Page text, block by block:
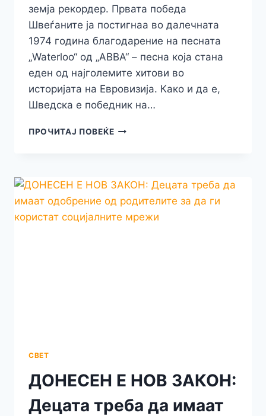
земја рекордер. Првата победа
Швеѓаните ја постигнаа во далечната
1974 година благодарение на песната
„Waterloo“ од „ABBA“ – песна која стана
еден од најголемите хитови во
историјата на Евровизија. Како и да е,
Шведска е победник на…
ПРОЧИТАЈ ПОВЕЌЕВИДЕО:
ПОБЕДНИКОТ
НА
ГОДИНЕШНАТА
ЕВРОВИЗИЈА
СВЕТ
ДОНЕСЕН Е НОВ ЗАКОН:
Децата треба да имаат